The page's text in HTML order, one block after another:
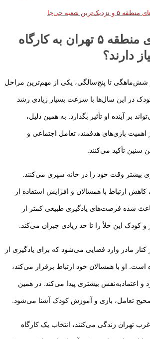
شعبه جی‌جا
چرا خانواده‌های منطقه ۵ تهران به کارگاه
دارند؟
شش‌ماهگی تا پنج‌سالگی، یکی از مهم‌ترین مراحل
در این سال‌ها با سرعت بسیار زیادی رشد
بر آینده او تأثیر بگذارد. به همین دلیل،
بازی‌های هدفمند، تعامل اجتماعی و
سنین تأکید می‌کنند.
بیشتر وقت خود را در خانه سپری می‌کنند.
ارتباط با همسالان و افزایش استفاده از
شده فرصت‌های یادگیری طبیعی کمتر از
و کودک این خلأ را تا حد زیادی جبران می‌کند.
مادر وارد فضایی می‌شود که برای یادگیری از
او با همسالان خود ارتباط برقرار می‌کند،
و اعتمادبه‌نفس بیشتری پیدا می‌کند. در همین
صحیح تعامل، بازی و آموزش کودک آشنا می‌شود.
تهران زندگی می‌کنند، انتخاب یک کارگاه